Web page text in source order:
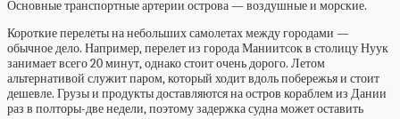
Основные транспортные артерии острова — воздушные и морские.
Короткие перелеты на небольших самолетах между городами —
обычное дело. Например, перелет из города Маниитсок в столицу Нуук
занимает всего 20 минут, однако стоит очень дорого. Летом
альтернативой служит паром, который ходит вдоль побережья и стоит
дешевле. Грузы и продукты доставляются на остров кораблем из Дании
раз в полторы-две недели, поэтому задержка судна может оставить